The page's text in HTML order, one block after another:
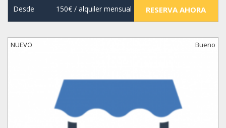
Desde 150€/ alquiler mensual RESERVA AHORA
NUEVO Bueno